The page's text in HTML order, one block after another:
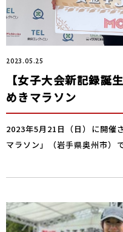
2023.05.25
【女子大会新記録誕
めきマラソン
2023年5月21日（日）に開催
マラソン」（岩手県奥州市）